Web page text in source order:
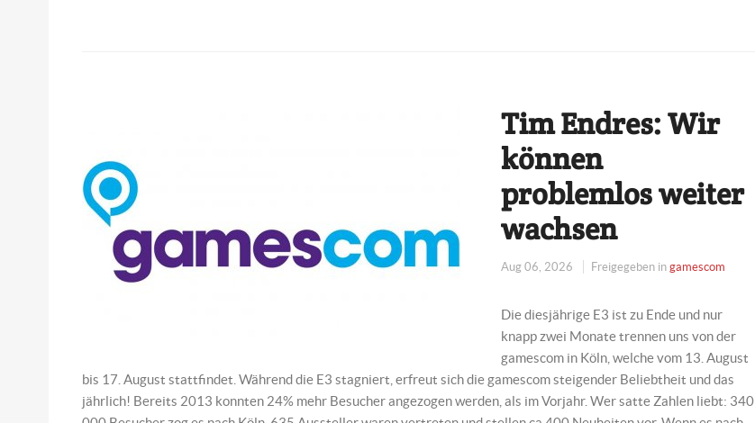
Tim Endres: Wir
können
problemlos weiter
wachsen
Aug 06, 2026 Freigegeben in gamescom
Die diesjährige E3 ist zu Ende und nur
knapp zwei Monate trennen uns von der
gamescom in Köln, welche vom 13. August
bis 17. August stattfindet. Während die E3 stagniert, erfreut sich die gamescom steigender Beliebtheit und das
jährlich! Bereits 2013 konnten 24% mehr Besucher angezogen werden, als im Vorjahr. Wer satte Zahlen liebt: 340